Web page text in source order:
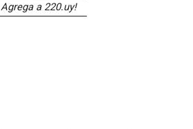
Agrega a 220.uy!